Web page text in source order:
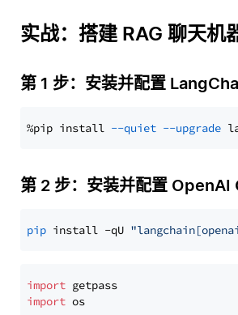
实战：搭建 RAG 聊天机
第 1 步：安装并配置
%pip install --quiet --upgrade
第 2 步：安装并配置 OpenAI
pip install -qU
import
import os